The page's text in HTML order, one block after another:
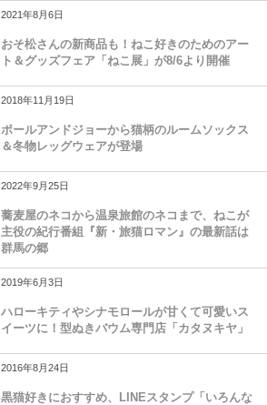
2021年8月6日
おそ松さんの新商品も！ねこ好きのためのアー
ト＆グッズフェア「ねこ展」が8/6より開催
2018年11月19日
ポールアンドジョーから猫柄のルームソックス
＆冬物レッグウェアが登場
2022年9月25日
蕎麦屋のネコから温泉旅館のネコまで、ねこが
主役の紀行番組『新・旅猫ロマン』の最新話は
群馬の郷
2019年6月3日
ハローキティやシナモロールが甘くて可愛いス
イーツに！型ぬきバウム専門店「カタヌキヤ」
2016年8月24日
黒猫好きにおすすめ、LINEスタンプ「いろんな